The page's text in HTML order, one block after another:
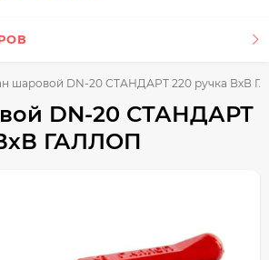
шаровой DN-20 СТАНДАРТ 220 ручка ВхВ
DN-20 СТАНДАРТ
ГАЛЛОП